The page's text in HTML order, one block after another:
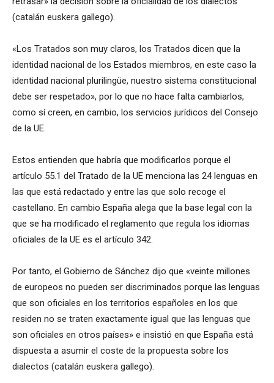
(catalán euskera gallego).
«Los Tratados son muy claros, los Tratados dicen que la
identidad nacional de los Estados miembros, en este caso la
identidad nacional plurilingüe, nuestro sistema constitucional
debe ser respetado», por lo que no hace falta cambiarlos,
como sí creen, en cambio, los servicios jurídicos del Consejo
de la UE.
Estos entienden que habría que modificarlos porque el
artículo 55.1 del Tratado de la UE menciona las 24 lenguas en
las que está redactado y entre las que solo recoge el
castellano. En cambio España alega que la base legal con la
que se ha modificado el reglamento que regula los idiomas
oficiales de la UE es el artículo 342.
Por tanto, el Gobierno de Sánchez dijo que «veinte millones
de europeos no pueden ser discriminados porque las lenguas
que son oficiales en los territorios españoles en los que
residen no se traten exactamente igual que las lenguas que
son oficiales en otros países» e insistió en que España está
dispuesta a asumir el coste de la propuesta sobre los
dialectos (catalán euskera gallego).